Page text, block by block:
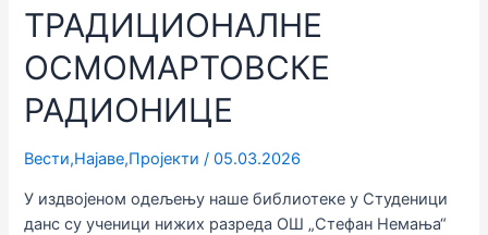
ТРАДИЦИОНАЛНЕ
ОСМОМАРТОВСКЕ
РАДИОНИЦЕ
Вести,Најаве,Пројекти /05.03.2026
У издвојеном одељењу наше библиотеке у Студеници
данс су ученици нижих разреда ОШ „Стефан Немања“